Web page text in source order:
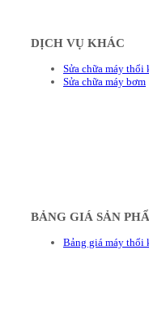
DỊCH VỤ KHÁC
Sửa chữa máy thổi
Sửa chữa máy bơm
BẢNG GIÁ SẢN
Bảng giá máy thổi